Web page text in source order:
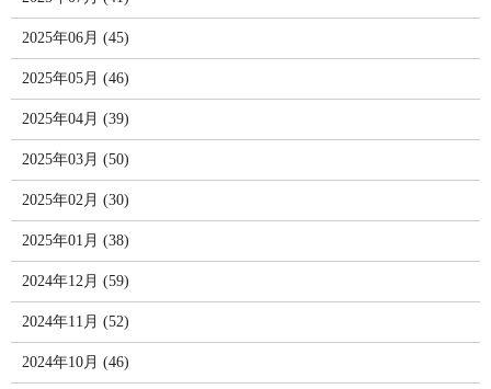
2025年06月 (45)
2025年05月 (46)
2025年04月 (39)
2025年03月 (50)
2025年02月 (30)
2025年01月 (38)
2024年12月 (59)
2024年11月 (52)
2024年10月 (46)